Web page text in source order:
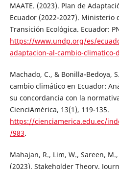
MAATE. (2023). Plan de
Ecuador (2022-2027). Ministerio
Transición Ecológica. Ecuador:
https://www.undp.org/es/
adaptacion-al-cambio-climatico-
Machado, C., & Bonilla-Bedoya,
cambio climático en Ecuador:
su concordancia con la
CienciAmérica, 13(1), 119-135.
https://cienciamerica.edu.ec/
/983.
Mahajan, R., Lim, W., Sareen,
(2023). Stakeholder Theory.